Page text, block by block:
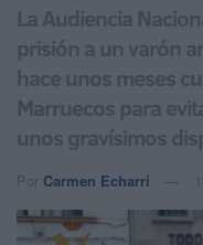
La Audiencia
prisión a un varón
hace unos meses
Marruecos para
unos gravísimos
Por Carmen Echarri